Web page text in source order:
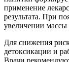
применение
результата. При
увеличении массы
Для снижения
детоксикации и